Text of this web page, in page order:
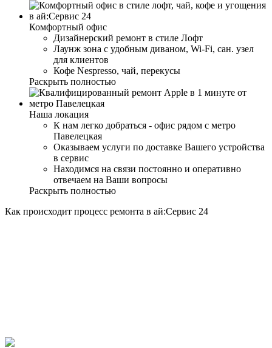
Комфортный офис
Дизайнерский ремонт в стиле Лофт
Лаунж зона с удобным диваном, Wi-Fi, сан. узел
для клиентов
Кофе Nespresso, чай, перекусы
Раскрыть полностью
Наша локация
К нам легко добраться - офис рядом с метро
Павелецкая
Оказываем услуги по доставке Вашего устройства
в сервис
Находимся на связи постоянно и оперативно
отвечаем на Ваши вопросы
Раскрыть полностью
Как происходит процесс ремонта в ай:Сервис 24